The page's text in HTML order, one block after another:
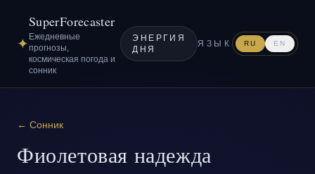
✦
SuperForecaster
Ежедневные
прогнозы,
космическая погода и
сонник
ЭНЕРГИЯ
ДНЯ
ЯЗЫК RU EN
← Сонник
Фиолетовая надежда